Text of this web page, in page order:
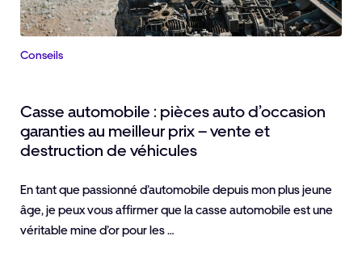
Conseils
Casse automobile : pièces auto d’occasion
garanties au meilleur prix – vente et
destruction de véhicules
En tant que passionné d’automobile depuis mon plus jeune
âge, je peux vous affirmer que la casse automobile est une
véritable mine d’or pour les …